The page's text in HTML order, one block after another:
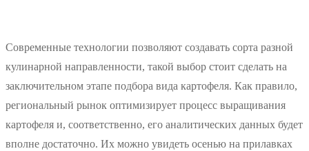
Современные технологии позволяют создавать сорта разной
кулинарной направленности, такой выбор стоит сделать на
заключительном этапе подбора вида картофеля. Как правило,
региональный рынок оптимизирует процесс выращивания
картофеля и, соответственно, его аналитических данных будет
вполне достаточно. Их можно увидеть осенью на прилавках